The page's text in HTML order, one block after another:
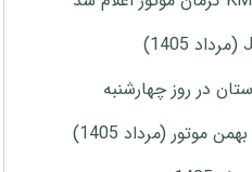
(مرداد 1405)